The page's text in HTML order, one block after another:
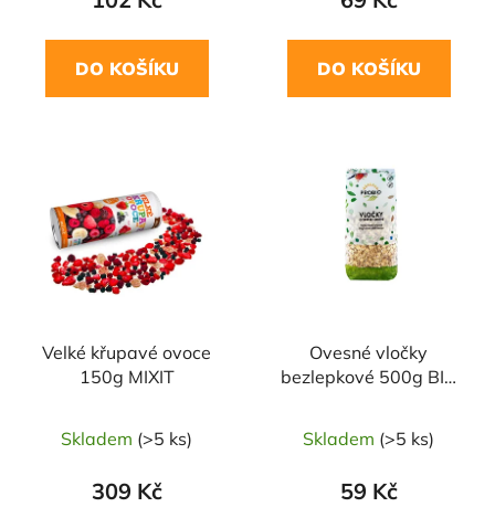
DO KOŠÍKU DO KOŠÍKU
Velké křupavé ovoce
150g MIXIT
Skladem (>5 ks)
309 Kč
NAŠE OVĚŘENÁ
Ovesné vločky
bezlepkové 500g BIO
Skladem (>5 ks)
59 Kč